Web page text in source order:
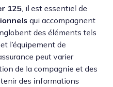
125 , il est essentiel de
qui accompagnent
des éléments tels
l’équipement de
peut varier
de la compagnie et des
des informations